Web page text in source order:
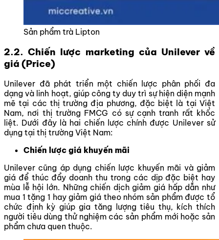
Sản phẩm trà Lipton
2.2. Chiến lược marketing của Unilever về
giá (Price)
Unilever đã phát triển một chiến lược phân phối đa
dạng và linh hoạt, giúp công ty duy trì sự hiện diện mạnh
mẽ tại các thị trường địa phương, đặc biệt là tại Việt
Nam, nơi thị trường FMCG có sự cạnh tranh rất khốc
liệt. Dưới đây là hai chiến lược chính được Unilever sử
dụng tại thị trường Việt Nam:
Chiến lược giá khuyến mãi
Unilever cũng áp dụng chiến lược khuyến mãi và giảm
giá để thúc đẩy doanh thu trong các dịp đặc biệt hay
mùa lễ hội lớn. Những chiến dịch giảm giá hấp dẫn như
mua 1 tặng 1 hay giảm giá theo nhóm sản phẩm được tổ
chức định kỳ giúp gia tăng lượng tiêu thụ, kích thích
người tiêu dùng thử nghiệm các sản phẩm mới hoặc sản
phẩm chưa quen thuộc.